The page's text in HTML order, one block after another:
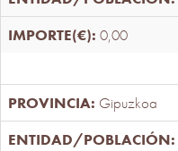
0,00
Gipuzkoa